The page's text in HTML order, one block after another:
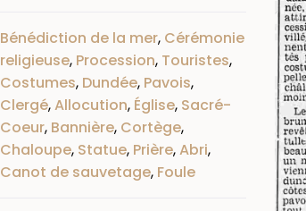
Bénédiction de la mer, Cérémonie
religieuse, Procession, Touristes,
Costumes, Dundée, Pavois,
Clergé,Allocution, Église, Sacré-
Coeur, Bannière, Cortège,
Chaloupe, Statue, Prière,Abri,
Canot de sauvetage, Foule